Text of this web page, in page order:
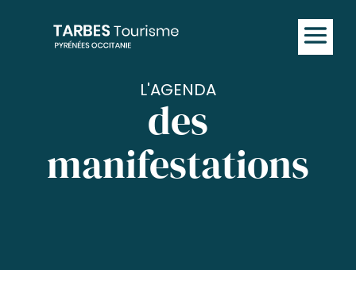
L'AGENDA
des
manifestations